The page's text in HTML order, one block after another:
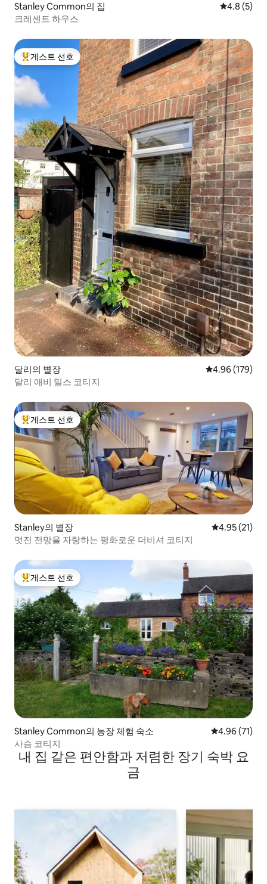
Stanley Common의 집 평점 4.8점
4.8 (5)
크레센트 하우스
상위 게스트 선호
게스트 선호
달리의 별장 평점 4.96점(5
4.96 (179)
달리 애비 밀스 코티지
상위 게스트 선호
게스트 선호
Stanley의 별장 평점 4.95점
4.95 (21)
멋진 전망을 자랑하는 평화로운 더비셔 코티지
상위 게스트 선호
게스트 선호
Stanley Common의 농장 체험 숙소 평점 4.96점
4.96 (71)
사슴 코티지
내 집 같은 편안함과 저렴한 장기 숙박 요
금